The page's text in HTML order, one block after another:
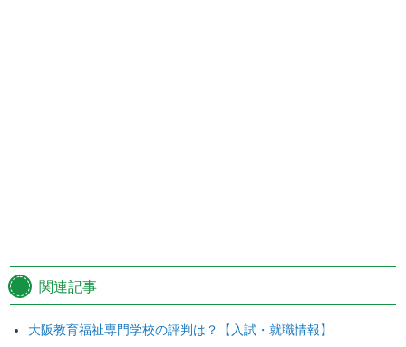
関連記事
大阪教育福祉専門学校の評判は？【入試・就職情報】